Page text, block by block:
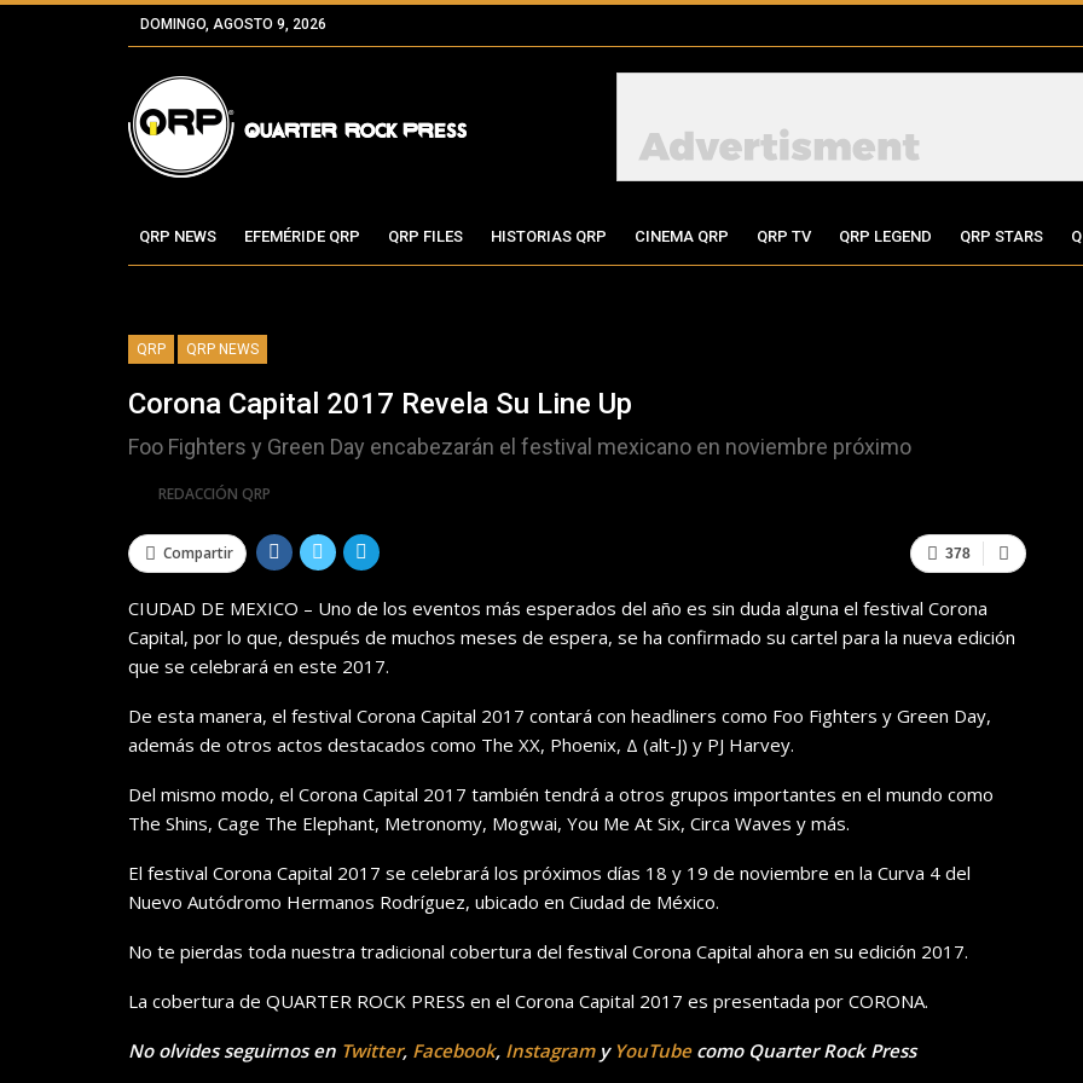
DOMINGO, AGOSTO 9, 2026
QRP NEWS EFEMÉRIDE QRP QRP FILES HISTORIAS QRP CINEMA QRP QRP TV QRP LEGEND QRP STARS
QRP QRP NEWS
Corona Capital 2017 Revela Su Line Up
Foo Fighters y Green Day encabezarán el festival mexicano en noviembre próximo
REDACCIÓN QRP
378
Compartir
CIUDAD DE MEXICO – Uno de los eventos más esperados del año es sin duda alguna el festival Corona
Capital, por lo que, después de muchos meses de espera, se ha confirmado su cartel para la nueva edición
que se celebrará en este 2017.
De esta manera, el festival Corona Capital 2017 contará con headliners como Foo Fighters y Green Day,
además de otros actos destacados como The XX, Phoenix, Δ (alt-J) y PJ Harvey.
Del mismo modo, el Corona Capital 2017 también tendrá a otros grupos importantes en el mundo como
The Shins, Cage The Elephant, Metronomy, Mogwai, You Me At Six, Circa Waves y más.
El festival Corona Capital 2017 se celebrará los próximos días 18 y 19 de noviembre en la Curva 4 del
Nuevo Autódromo Hermanos Rodríguez, ubicado en Ciudad de México.
No te pierdas toda nuestra tradicional cobertura del festival Corona Capital ahora en su edición 2017.
La cobertura de QUARTER ROCK PRESS en el Corona Capital 2017 es presentada por CORONA.
No olvides seguirnos en Twitter, Facebook, Instagramy YouTubecomo Quarter Rock Press